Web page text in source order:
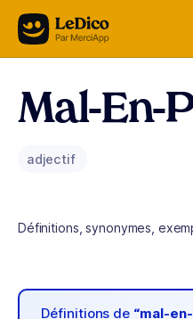
Aller au contenu
Mal-En-
adjectif
Définitions, synonymes,
Définitions de “mal-